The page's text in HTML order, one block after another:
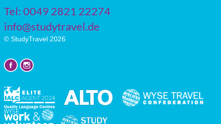
Tel: 0049 2821 22274
info@studytravel.de
© StudyTravel 2026